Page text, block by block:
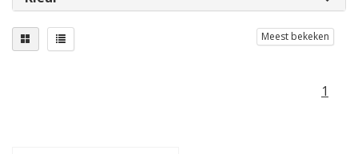
Meest bekeken
1